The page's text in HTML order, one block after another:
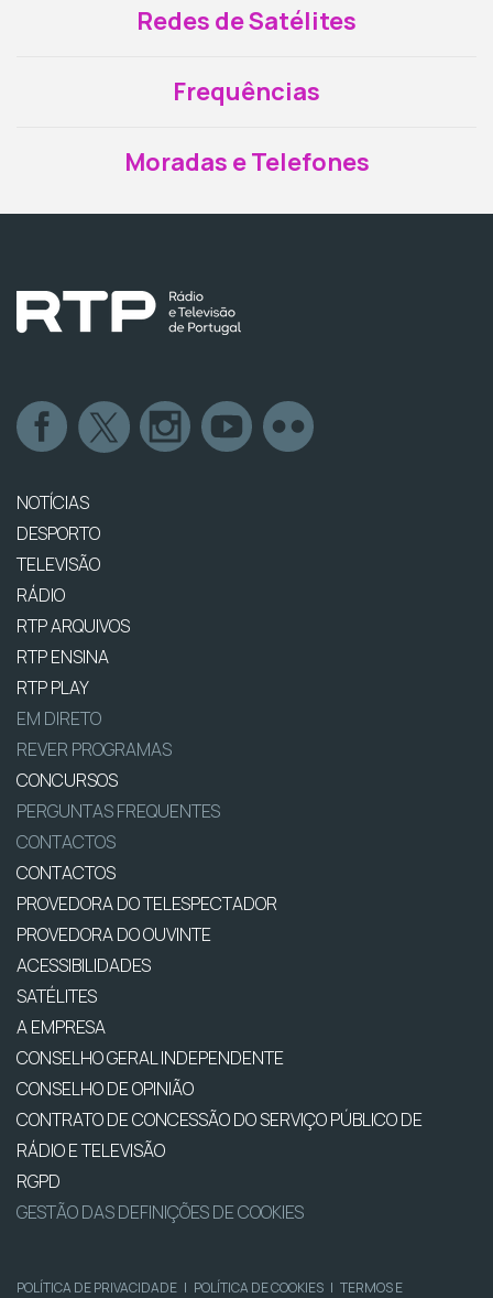
Redes de Satélites
Frequências
Moradas e Telefones
NOTÍCIAS
DESPORTO
TELEVISÃO
RÁDIO
RTP ARQUIVOS
RTP ENSINA
RTP PLAY
EM DIRETO
REVER PROGRAMAS
CONCURSOS
PERGUNTAS FREQUENTES
CONTACTOS
CONTACTOS
PROVEDORA DO TELESPECTADOR
PROVEDORA DO OUVINTE
ACESSIBILIDADES
SATÉLITES
A EMPRESA
CONSELHO GERAL INDEPENDENTE
CONSELHO DE OPINIÃO
CONTRATO DE CONCESSÃO DO SERVIÇO PÚBLICO DE
RÁDIO E TELEVISÃO
RGPD
GESTÃO DAS DEFINIÇÕES DE COOKIES
POLÍTICA DE PRIVACIDADE | POLÍTICA DE COOKIES | TERMOS E